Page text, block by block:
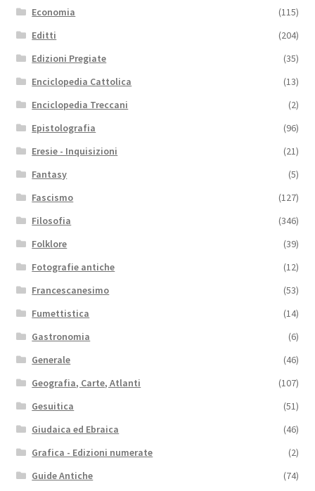
Economia
(115)
Editti
(204)
Edizioni Pregiate
(35)
Enciclopedia Cattolica
(13)
Enciclopedia Treccani
(2)
Epistolografia
(96)
Eresie - Inquisizioni
(21)
Fantasy
(5)
Fascismo
(127)
Filosofia
(346)
Folklore
(39)
Fotografie antiche
(12)
Francescanesimo
(53)
Fumettistica
(14)
Gastronomia
(6)
Generale
(46)
Geografia, Carte, Atlanti
(107)
Gesuitica
(51)
Giudaica ed Ebraica
(46)
Grafica - Edizioni numerate
(2)
Guide Antiche
(74)